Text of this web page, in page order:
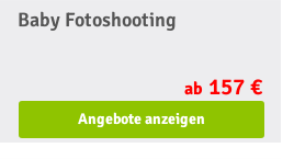
Baby Fotoshooting
ab 157 €
Angebote anzeigen